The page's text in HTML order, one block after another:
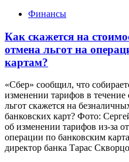
Финансы
Как скажется на
отмена льгот на
картам?
«Сбер» сообщил, что
изменении тарифов в
льгот скажется на
банковских карт? Фото:
об изменении тарифов из-за
операции по банковским
директор банка Тарас